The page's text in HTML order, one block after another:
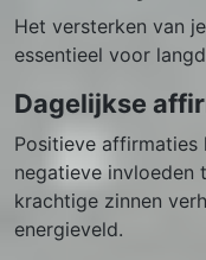
Het versterken van
essentieel voor
Dagelijkse
Positieve affirmaties
negatieve invloeden
krachtige zinnen
energieveld.